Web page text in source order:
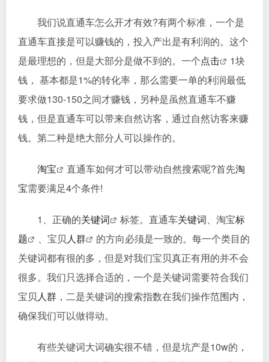
我们说直通车怎么开才有效?有两个标准，一个是
直通车直接是可以赚钱的，投入产出是有利润的。这个
是最理想的，但是大部分是做不到的。一个点击
1块
钱， 基本都是1%的转化率，那么需要一单的利润最低
要求做130-150之间才赚钱，另种是虽然直通车不赚
钱，但是直通车可以带来自然访客，通过自然访客来赚
钱。第二种是绝大部分人可以操作的。
淘宝 直通车如何才可以带动自然搜索呢?首先淘
宝需要满足4个条件!
1、正确的关键词 标签。直通车关键词、淘宝标
题
、宝贝人群
的方向必须是一致的。每一个类目的
关键词都有很的多，但是对我们宝贝真正有用的并不会
很多。我们只选择合适的，一个是关键词需要符合我们
宝贝人群 ，二是关键词的搜索指数在我们操作范围内，
确保我们可以做得动。
有些关键词大词确实很不错，但是坑产是10w的，